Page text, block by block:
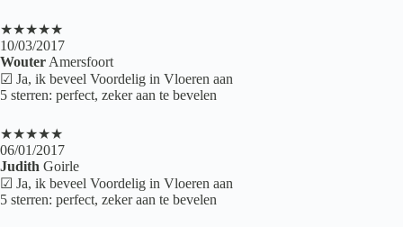
★★★★★
10/03/2017
Wouter Amersfoort
☑ Ja, ik beveel Voordelig in Vloeren aan
5 sterren: perfect, zeker aan te bevelen
★★★★★
06/01/2017
Judith Goirle
☑ Ja, ik beveel Voordelig in Vloeren aan
5 sterren: perfect, zeker aan te bevelen